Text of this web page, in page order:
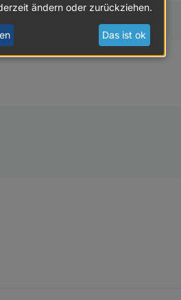
ebenfalls ....
ändern oder zurückziehen.
Das ist ok